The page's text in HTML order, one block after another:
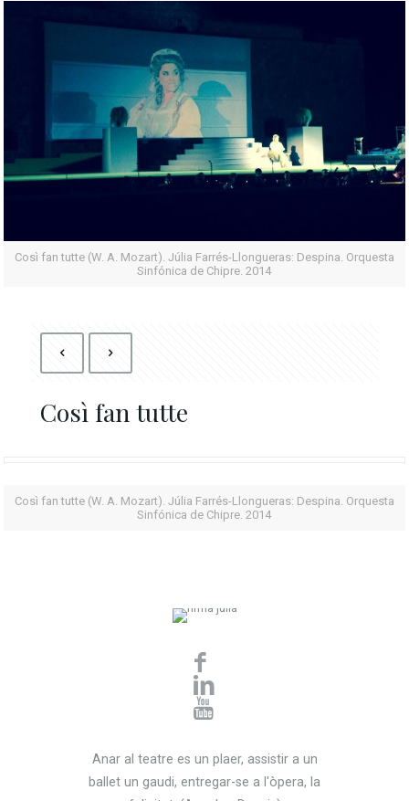
Così fan tutte (W. A. Mozart). Júlia Farrés-Llongueras: Despina. Orquesta
Sinfónica de Chipre. 2014
Così fan tutte
Così fan tutte (W. A. Mozart). Júlia Farrés-Llongueras: Despina. Orquesta
Sinfónica de Chipre. 2014
Anar al teatre es un plaer, assistir a un
ballet un gaudi, entregar-se a l'òpera, la